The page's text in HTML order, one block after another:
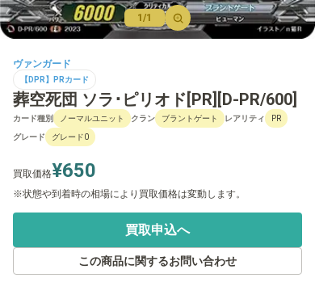
1/1
ヴァンガード
【DPR】PRカード
葬空死団 ソラ･ピリオド[PR][D-PR/600]
カード種別 ノーマルユニット クラン ブラントゲート レアリティ PR
グレード グレード0
買取価格¥650
状態や到着時の相場により買取価格は変動します。
買取申込へ
この商品に関するお問い合わせ